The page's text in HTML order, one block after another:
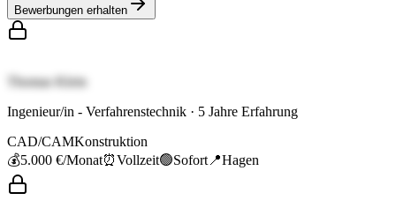
Bewerbungen erhalten
Thomas Klein
Ingenieur/in - Verfahrenstechnik · 5 Jahre Erfahrung
CAD/CAMKonstruktion
💰5.000 €/Monat⏰Vollzeit🟢Sofort 📍Hagen